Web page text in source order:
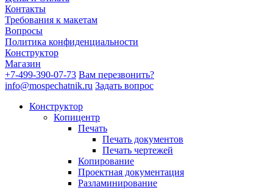
Контакты
Требования к макетам
Вопросы
Политика конфиденциальности
Конструктор
Магазин
+7-499-390-07-73 Вам перезвонить?
info@mospechatnik.ru Задать вопрос
Конструктор
Копицентр
Печать
Печать документов
Печать чертежей
Копирование
Проектная документация
Разламинирование